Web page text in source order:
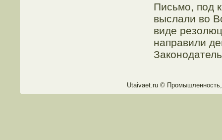
Письмо, под
выслали во
виде
направили
Utaivaet.ru ©